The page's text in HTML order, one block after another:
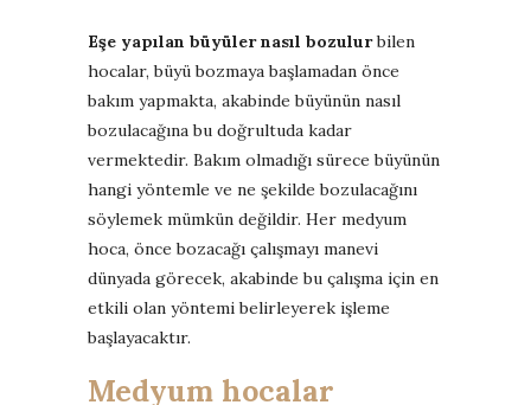
Eşe yapılan büyüler nasıl bozulurbilen
hocalar, büyü bozmaya başlamadan önce
bakım yapmakta, akabinde büyünün nasıl
bozulacağına bu doğrultuda kadar
vermektedir. Bakım olmadığı sürece büyünün
hangi yöntemle ve ne şekilde bozulacağını
söylemek mümkün değildir. Her medyum
hoca, önce bozacağı çalışmayı manevi
dünyada görecek, akabinde bu çalışma için en
etkili olan yöntemi belirleyerek işleme
başlayacaktır.
Medyum hocalar